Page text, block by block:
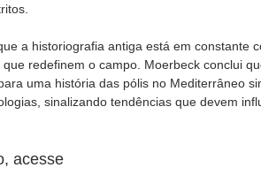
a historiografia antiga está em constante
redefinem o campo. Moerbeck conclui
uma história das pólis no Mediterrâneo
sinalizando tendências que devem
acesse